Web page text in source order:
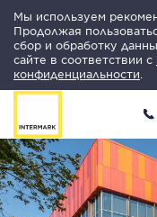
Мы используем
Продолжая
сбор и обработку
сайте в соответствии с
конфиденциальности